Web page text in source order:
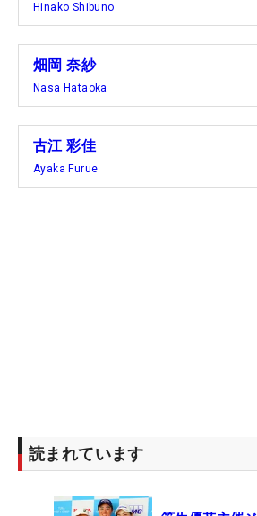
Hinako Shibuno
畑岡 奈紗
Nasa Hataoka
古江 彩佳
Ayaka Furue
読まれています